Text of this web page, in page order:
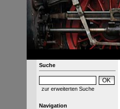
Suche
zur erweiterten Suche
Navigation